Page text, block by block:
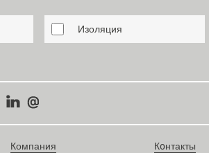
Изоляция
Компания
Кoнтакты